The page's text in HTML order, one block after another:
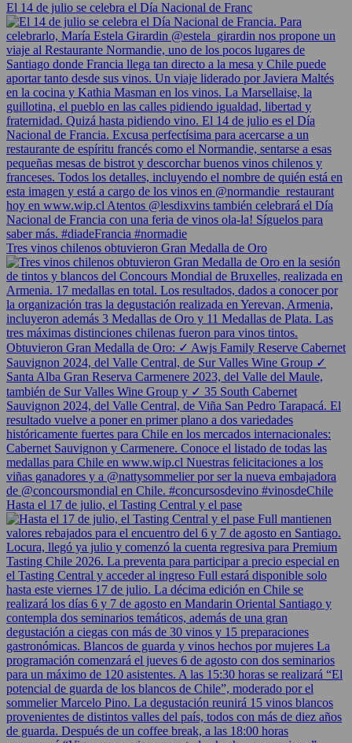
El 14 de julio se celebra el Día Nacional de Franc
Tres vinos chilenos obtuvieron Gran Medalla de Oro
Hasta el 17 de julio, el Tasting Central y el pase